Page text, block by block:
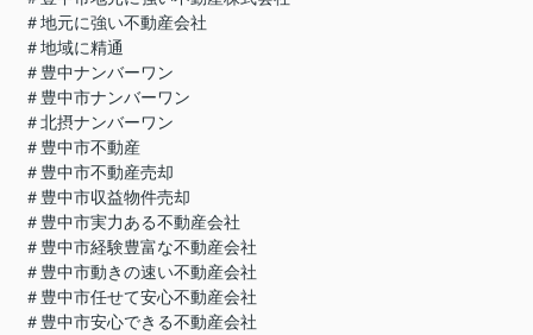
＃地元に強い不動産会社
＃地域に精通
＃豊中ナンバーワン
＃豊中市ナンバーワン
＃北摂ナンバーワン
＃豊中市不動産
＃豊中市不動産売却
＃豊中市収益物件売却
＃豊中市実力ある不動産会社
＃豊中市経験豊富な不動産会社
＃豊中市動きの速い不動産会社
＃豊中市任せて安心不動産会社
＃豊中市安心できる不動産会社